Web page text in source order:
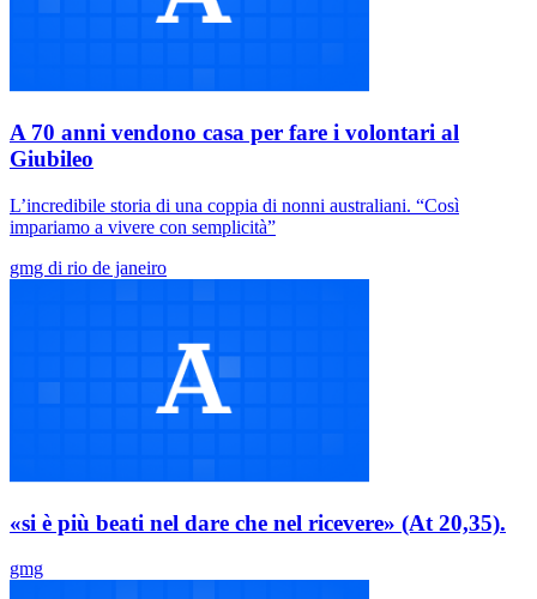
A 70 anni vendono casa per fare i volontari al
Giubileo
L’incredibile storia di una coppia di nonni australiani. “Così
impariamo a vivere con semplicità”
gmg di rio de janeiro
«si è più beati nel dare che nel ricevere» (At 20,35).
gmg